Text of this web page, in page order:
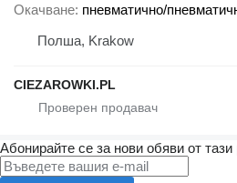
Окачване пневматично/
Полша, Krakow
CIEZAROWKI.PL
Абонирайте се за нови обяви от тази